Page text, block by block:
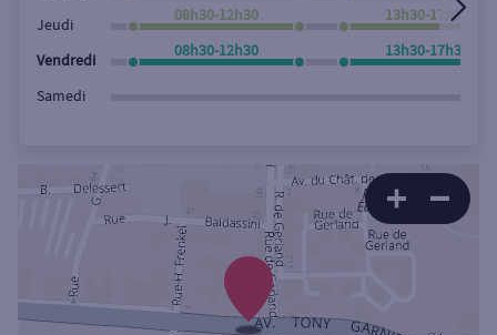
Jeudi
08h30-12h30 13h30-17h30
Vendredi
08h30-12h30 13h30-17h30
Samedi